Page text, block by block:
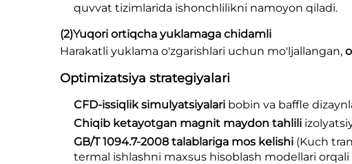
quvvat tizimlarida ishonchlilikni namoyon qiladi.
(2)Yuqori ortiqcha yuklamaga chidamli
Harakatli yuklama o'zgarishlari uchun mo'ljallangan,
Optimizatsiya strategiyalari
CFD-issiqlik simulyatsiyalari bobin va baffle
Chiqib ketayotgan magnit maydon tahlili
GB/T 1094.7-2008 talablariga mos kelishi (Kuch
termal ishlashni maxsus hisoblash modellari